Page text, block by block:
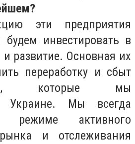
эти предприятия
инвестировать в
развитие. Основная их
переработку и сбыт
которые мы
Украине. Мы всегда
режиме активного
и отслеживания